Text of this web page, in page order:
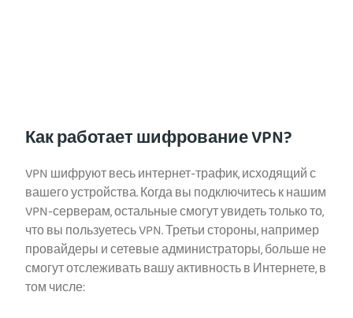
Как работает шифрование VPN?
VPN шифруют весь интернет-трафик, исходящий с
вашего устройства. Когда вы подключитесь к нашим
VPN-серверам, остальные смогут увидеть только то,
что вы пользуетесь VPN. Третьи стороны, например
провайдеры и сетевые администраторы, больше не
смогут отслеживать вашу активность в Интернете, в
том числе: